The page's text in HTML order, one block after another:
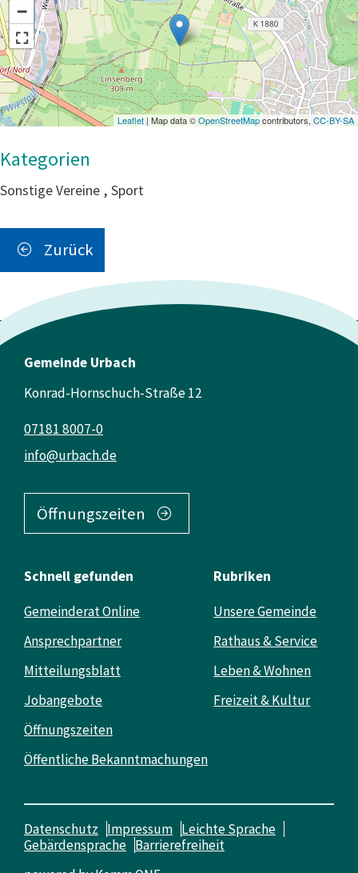
−
Leaflet| Map data ©OpenStreetMapcontributors, CC-BY-SA
Sonstige Vereine , Sport
Zurück
Gemeinde Urbach
Konrad-Hornschuch-Straße 12
info@urbach.de
07181 8007-0
Öffnungszeiten
Schnell gefunden
Gemeinderat Online
Ansprechpartner
Mitteilungsblatt
Jobangebote
Öffnungszeiten
Öffentliche Bekanntmachungen
Rubriken
Unsere Gemeinde
Rathaus & Service
Leben & Wohnen
Freizeit & Kultur
Datenschutz Impressum Leichte Sprache
Gebärdensprache Barrierefreiheit